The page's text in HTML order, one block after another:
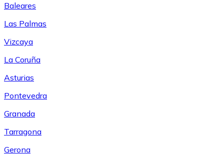
Baleares
Las Palmas
Vizcaya
La Coruña
Asturias
Pontevedra
Granada
Tarragona
Gerona